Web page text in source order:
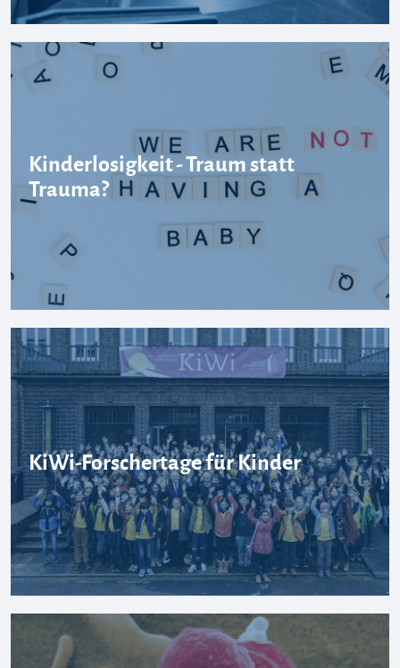
Kinderlosigkeit - Traum statt
Trauma?
KiWi-Forschertage für Kinder